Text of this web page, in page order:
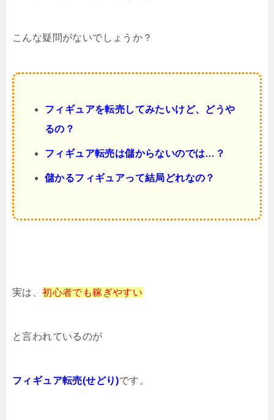
こんな疑問がないでしょうか？
フィギュアを転売してみたいけど、どうや
るの？
フィギュア転売は儲からないのでは…？
儲かるフィギュアって結局どれなの？
実は、初心者でも稼ぎやすい
と言われているのが
フィギュア転売(せどり)です。